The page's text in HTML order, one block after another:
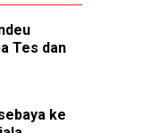
Tes dan
ke